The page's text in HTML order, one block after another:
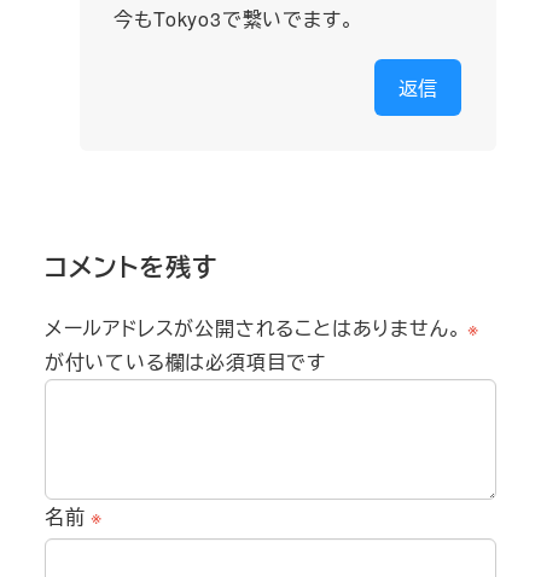
今もTokyo3で繋いでます。
返信
コメントを残す
メールアドレスが公開されることはありません。 ※
が付いている欄は必須項目です
名前※